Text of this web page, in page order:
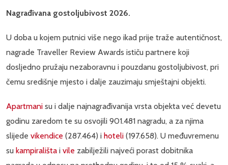
Nagrađivana gostoljubivost 2026.
U doba u kojem putnici više nego ikad prije traže autentičnost,
nagrade Traveller Review Awards ističu partnere koji
dosljedno pružaju nezaboravnu i pouzdanu gostoljubivost, pri
čemu središnje mjesto i dalje zauzimaju smještajni objekti.
Apartmani su i dalje najnagrađivanija vrsta objekta već devetu
godinu zaredom te su osvojili 901.481 nagradu, a za njima
slijede vikendice (287.464) i hoteli (197.658). U međuvremenu
su kampirališta i vile zabilježili najveći porast dobitnika